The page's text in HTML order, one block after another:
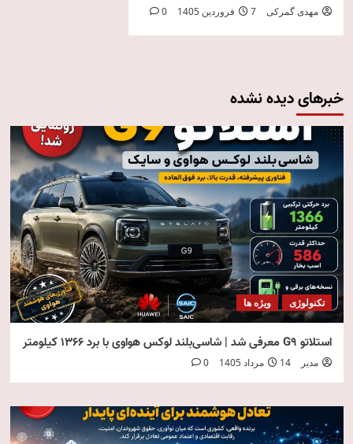
مهدی گمرکی 7 فروردین 1405 0
خبرهای دیده نشده
تکنولوژی ویژه ها
استلاتو G9 معرفی شد | شاسی‌بلند لوکس هواوی با برد ۱۳۶۶ کیلومتر
مدیر 14 مرداد 1405 0